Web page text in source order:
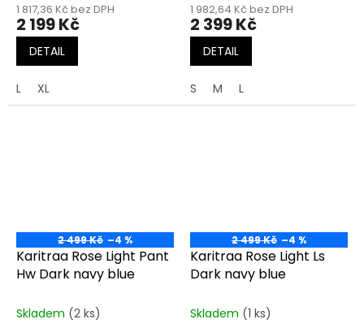
1 817,36 Kč bez DPH
2 199 Kč
DETAIL
L XL
1 982,64 Kč bez DPH
2 399 Kč
DETAIL
S M L
2 499 Kč –4 %
Karitraa Rose Light Pant
Hw Dark navy blue
Skladem (2 ks)
2 499 Kč –4 %
Karitraa Rose Light Ls
Dark navy blue
Skladem (1 ks)